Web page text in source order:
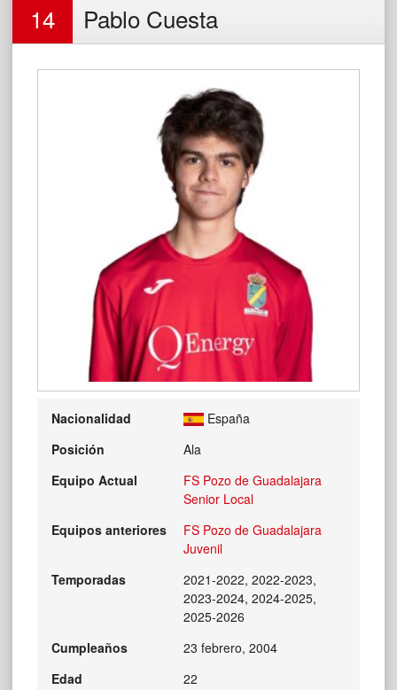
14 Pablo Cuesta
Nacionalidad
España
Posición
Ala
Equipo Actual
FS Pozo de Guadalajara
Senior Local
Equipos anteriores
FS Pozo de Guadalajara
Juvenil
Temporadas
2021-2022, 2022-2023,
2023-2024, 2024-2025,
2025-2026
Cumpleaños
23 febrero, 2004
Edad
22